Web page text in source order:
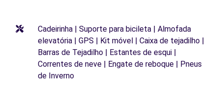
Cadeirinha | Suporte para bicileta | Almofada
elevatória | GPS | Kit móvel | Caixa de tejadilho |
Barras de Tejadilho | Estantes de esqui |
Correntes de neve | Engate de reboque | Pneus
de Inverno